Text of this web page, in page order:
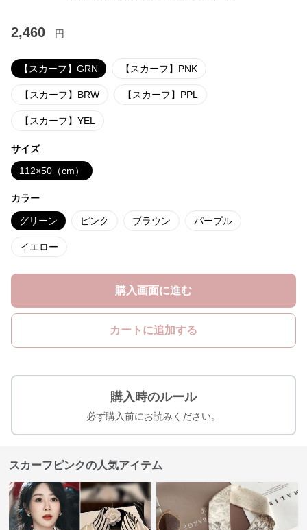
2,460 円
【スカーフ】GRN 【スカーフ】PNK
【スカーフ】BRW 【スカーフ】PPL
【スカーフ】YEL
サイズ
112×50（cm）
カラー
グリーン ピンク ブラウン パープル
イエロー
購入画面に進む
カートに追加する
購入時のルール
必ず購入前にお読みください。
スカーフピンクの人気アイテム